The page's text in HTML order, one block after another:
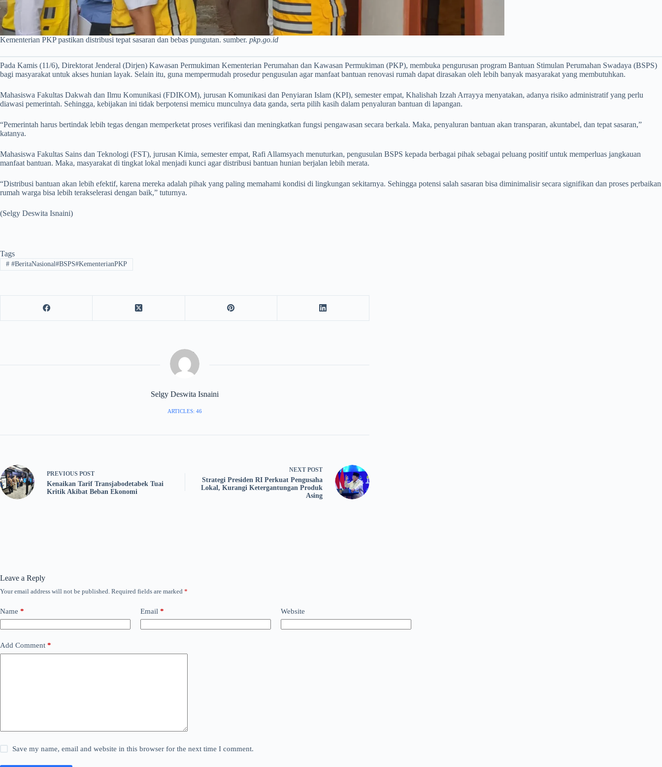
Kementerian PKP pastikan distribusi tepat sasaran dan bebas pungutan. sumber. pkp.go.id
Pada Kamis (11/6), Direktorat Jenderal (Dirjen) Kawasan Permukiman Kementerian Perumahan dan Kawasan Permukiman (PKP), membuka pengurusan program Bantuan Stimulan Perumahan Swadaya (BSPS)
bagi masyarakat untuk akses hunian layak. Selain itu, guna mempermudah prosedur pengusulan agar manfaat bantuan renovasi rumah dapat dirasakan oleh lebih banyak masyarakat yang membutuhkan.
Mahasiswa Fakultas Dakwah dan Ilmu Komunikasi (FDIKOM), jurusan Komunikasi dan Penyiaran Islam (KPI), semester empat, Khalishah Izzah Arrayya menyatakan, adanya risiko administratif yang perlu
diawasi pemerintah. Sehingga, kebijakan ini tidak berpotensi memicu munculnya data ganda, serta pilih kasih dalam penyaluran bantuan di lapangan.
“Pemerintah harus bertindak lebih tegas dengan memperketat proses verifikasi dan meningkatkan fungsi pengawasan secara berkala. Maka, penyaluran bantuan akan transparan, akuntabel, dan tepat sasaran,”
katanya.
Mahasiswa Fakultas Sains dan Teknologi (FST), jurusan Kimia, semester empat, Rafi Allamsyach menuturkan, pengusulan BSPS kepada berbagai pihak sebagai peluang positif untuk memperluas jangkauan
manfaat bantuan. Maka, masyarakat di tingkat lokal menjadi kunci agar distribusi bantuan hunian berjalan lebih merata.
“Distribusi bantuan akan lebih efektif, karena mereka adalah pihak yang paling memahami kondisi di lingkungan sekitarnya. Sehingga potensi salah sasaran bisa diminimalisir secara signifikan dan proses perbaikan
rumah warga bisa lebih terakselerasi dengan baik,” tuturnya.
(Selgy Deswita Isnaini)
Tags
##BeritaNasional#BSPS#KementerianPKP
Selgy Deswita Isnaini
ARTICLES: 46
PREVIOUS POST
Kenaikan Tarif Transjabodetabek Tuai
Kritik Akibat Beban Ekonomi
NEXT POST
Strategi Presiden RI Perkuat Pengusaha
Lokal, Kurangi Ketergantungan Produk
Asing
Leave a Reply
Your email address will not be published. Required fields are marked *
Name * Email * Website
Add Comment *
Save my name, email and website in this browser for the next time I comment.